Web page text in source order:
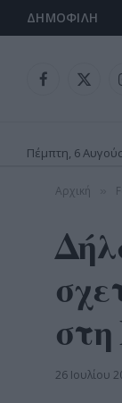
ΔΗΜΟΦΙΛΉ
Facebook
X
Πέμπτη, 6
Αρχική
στη
26 Ιουλίου